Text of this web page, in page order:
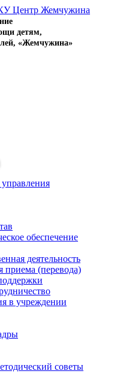
детям,
«Жемчужина»
обеспечение
деятельность
приема (перевода)
в учреждении
советы